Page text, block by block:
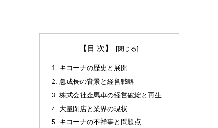
【目 次】
キコーナの歴史と展開
急成長の背景と経営戦略
株式会社金馬車の経営破綻と再生
大量閉店と業界の現状
キコーナの不祥事と問題点